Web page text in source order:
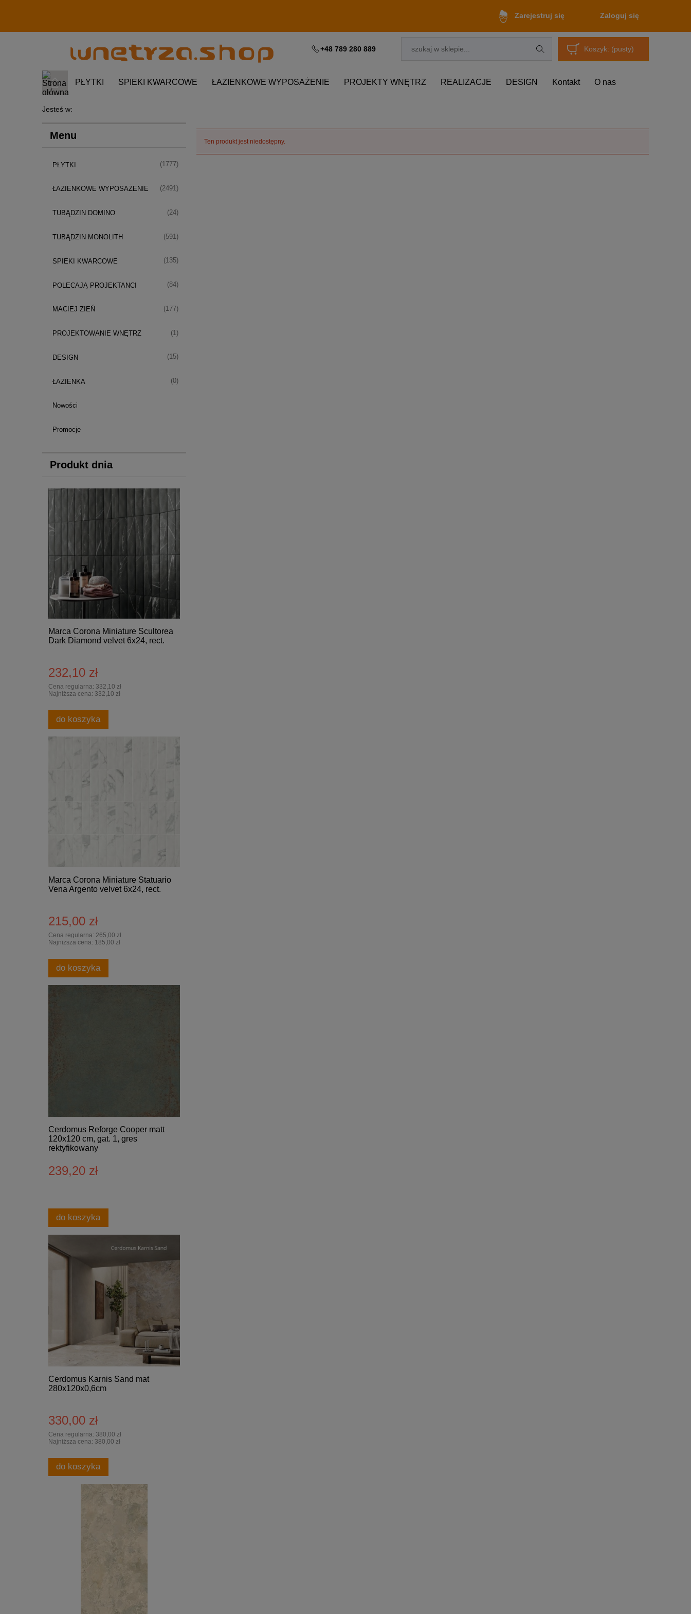
Zarejestruj się Zaloguj się
Koszyk: (pusty)
+48 789 280 889
PŁYTKI SPIEKI KWARCOWE ŁAZIENKOWE WYPOSAŻENIE PROJEKTY WNĘTRZ REALIZACJE DESIGN Kontakt O nas
Jesteś w:
Menu
PŁYTKI (1777)
ŁAZIENKOWE WYPOSAŻENIE (2491)
TUBĄDZIN DOMINO (24)
TUBĄDZIN MONOLITH (591)
SPIEKI KWARCOWE (135)
POLECAJĄ PROJEKTANCI (84)
MACIEJ ZIEŃ (177)
PROJEKTOWANIE WNĘTRZ (1)
DESIGN (15)
ŁAZIENKA (0)
Nowości
Promocje
Produkt dnia
Marca Corona Miniature Scultorea
Dark Diamond velvet 6x24, rect.
232,10 zł
Cena regularna: 332,10 zł
Najniższa cena: 332,10 zł
do koszyka
Marca Corona Miniature Statuario
Vena Argento velvet 6x24, rect.
215,00 zł
Cena regularna: 265,00 zł
Najniższa cena: 185,00 zł
do koszyka
Cerdomus Reforge Cooper matt
120x120 cm, gat. 1, gres
rektyfikowany
239,20 zł
do koszyka
Cerdomus Karnis Sand mat
280x120x0,6cm
330,00 zł
Cena regularna: 380,00 zł
Najniższa cena: 380,00 zł
do koszyka
Ten produkt jest niedostępny.